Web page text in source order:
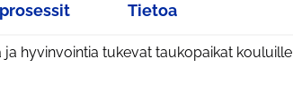
Tietoa
ja hyvinvointia tukevat taukopaikat kouluille